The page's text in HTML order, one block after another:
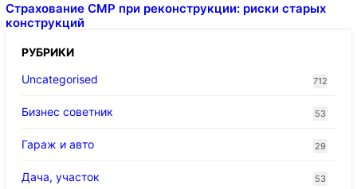
Страхование СМР при реконструкции: риски старых
конструкций
РУБРИКИ
Uncategorised
712
Бизнес советник 53
Гараж и авто 29
Дача, участок 53